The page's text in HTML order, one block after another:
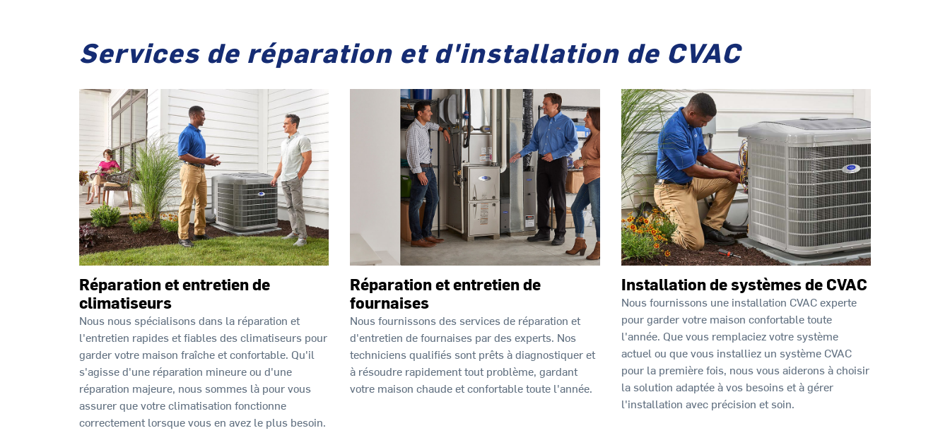
Services de réparation et d'installation de CVAC
Réparation et entretien de
climatiseurs
Nous nous spécialisons dans la réparation et
l'entretien rapides et fiables des climatiseurs pour
garder votre maison fraîche et confortable. Qu'il
s'agisse d'une réparation mineure ou d'une
réparation majeure, nous sommes là pour vous
assurer que votre climatisation fonctionne
correctement lorsque vous en avez le plus besoin.
Réparation et entretien de
fournaises
Nous fournissons des services de réparation et
d'entretien de fournaises par des experts. Nos
techniciens qualifiés sont prêts à diagnostiquer et
à résoudre rapidement tout problème, gardant
votre maison chaude et confortable toute l'année.
Installation de systèmes de CVAC
Nous fournissons une installation CVAC experte
pour garder votre maison confortable toute
l'année. Que vous remplaciez votre système
actuel ou que vous installiez un système CVAC
pour la première fois, nous vous aiderons à choisir
la solution adaptée à vos besoins et à gérer
l'installation avec précision et soin.